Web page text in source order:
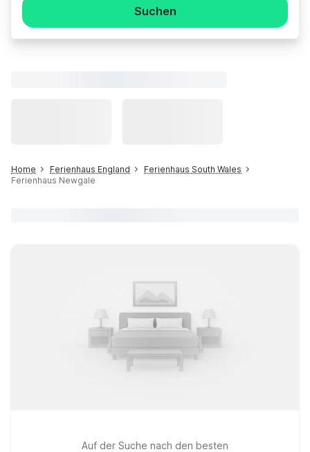
Suchen
Home Ferienhaus England
Ferienhaus South Wales
Ferienhaus Newgale
Auf der Suche nach den besten